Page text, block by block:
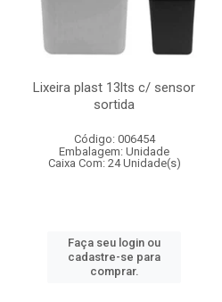
Lixeira plast 13lts c/ sensor
sortida
Código: 006454
Embalagem: Unidade
Caixa Com: 24 Unidade(s)
Faça seu login ou
cadastre-se para
comprar.